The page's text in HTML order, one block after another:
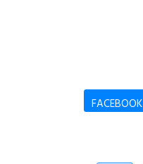
FACEBOOK